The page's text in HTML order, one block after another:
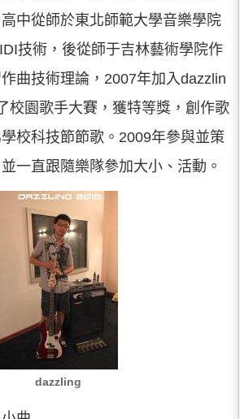
中從師於東北師範大學音樂學院
技術，後從師于吉林藝術學院作
曲技術理論，2007年加入dazzlin
校園歌手大賽，獲特等獎，創作歌
校科技節節歌。2009年參與並策
一直跟隨樂隊參加大小、活動。
dazzling